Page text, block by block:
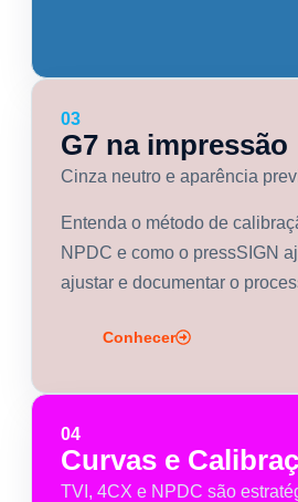
03
G7 na impressão
Cinza neutro e aparência
Entenda o método de
NPDC e como o pressSIGN
ajustar e documentar o
Conhecer
04
Curvas e
TVI, 4CX e NPDC são